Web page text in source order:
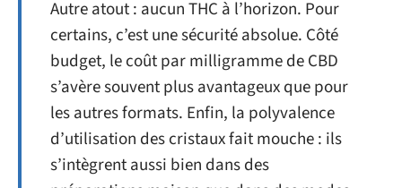
Autre atout : aucun THC à l’horizon. Pour
certains, c’est une sécurité absolue. Côté
budget, le coût par milligramme de CBD
s’avère souvent plus avantageux que pour
les autres formats. Enfin, la polyvalence
d’utilisation des cristaux fait mouche : ils
s’intègrent aussi bien dans des